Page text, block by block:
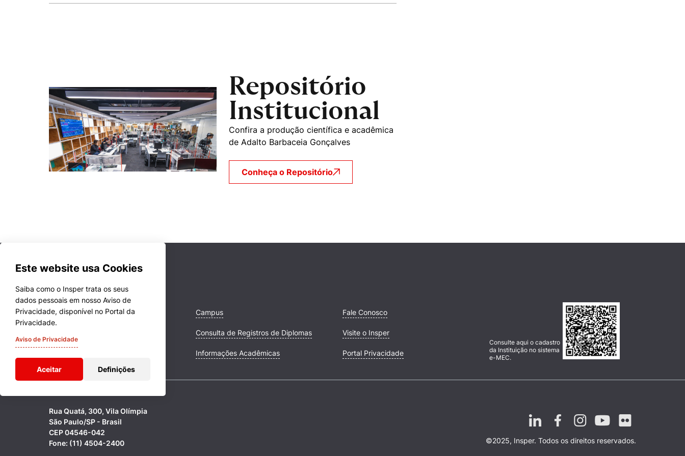
Repositório
Institucional
Confira a produção científica e acadêmica
de Adalto Barbaceia Gonçalves
Conheça o Repositório
Este website usa Cookies
Saiba como o Insper trata os seus
dados pessoais em nosso Aviso de
Privacidade, disponível no Portal da
Privacidade.
Aviso de Privacidade
Aceitar Definições
Cursos Campus
Consulta de Registros de Diplomas
Informações Acadêmicas
Fale Conosco
Visite o Insper
Portal Privacidade
Consulte aqui o cadastro
da Instituição no sistema
e-MEC.
Rua Quatá, 300, Vila Olímpia
São Paulo/SP - Brasil
CEP 04546-042
Fone: (11) 4504-2400
©2025, Insper. Todos os direitos reservados.